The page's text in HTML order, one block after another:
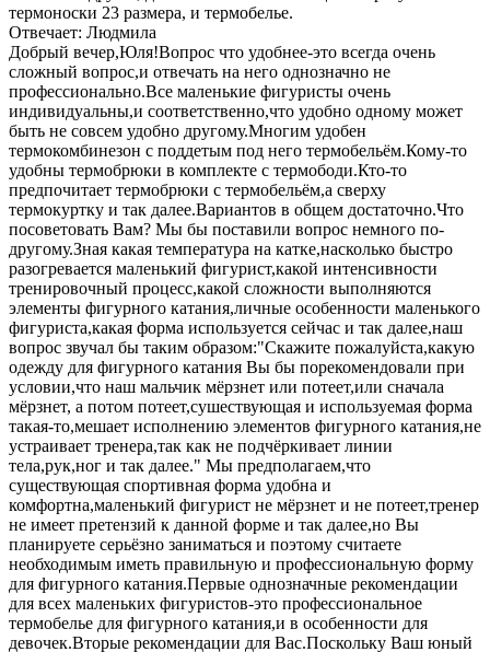
термоноски 23 размера, и термобелье.
Отвечает: Людмила
Добрый вечер,Юля!Вопрос что удобнее-это всегда очень
сложный вопрос,и отвечать на него однозначно не
профессионально.Все маленькие фигуристы очень
индивидуальны,и соответственно,что удобно одному может
быть не совсем удобно другому.Многим удобен
термокомбинезон с поддетым под него термобельём.Кому-то
удобны термобрюки в комплекте с термободи.Кто-то
предпочитает термобрюки с термобельём,а сверху
термокуртку и так далее.Вариантов в общем достаточно.Что
посоветовать Вам? Мы бы поставили вопрос немного по-
другому.Зная какая температура на катке,насколько быстро
разогревается маленький фигурист,какой интенсивности
тренировочный процесс,какой сложности выполняются
элементы фигурного катания,личные особенности маленького
фигуриста,какая форма используется сейчас и так далее,наш
вопрос звучал бы таким образом:"Скажите пожалуйста,какую
одежду для фигурного катания Вы бы порекомендовали при
условии,что наш мальчик мёрзнет или потеет,или сначала
мёрзнет, а потом потеет,сушествующая и используемая форма
такая-то,мешает исполнению элементов фигурного катания,не
устраивает тренера,так как не подчёркивает линии
тела,рук,ног и так далее." Мы предполагаем,что
существующая спортивная форма удобна и
комфортна,маленький фигурист не мёрзнет и не потеет,тренер
не имеет претензий к данной форме и так далее,но Вы
планируете серьёзно заниматься и поэтому считаете
необходимым иметь правильную и профессиональную форму
для фигурного катания.Первые однозначные рекомендации
для всех маленьких фигуристов-это профессиональное
термобелье для фигурного катания,и в особенности для
девочек.Вторые рекомендации для Вас.Поскольку Ваш юный